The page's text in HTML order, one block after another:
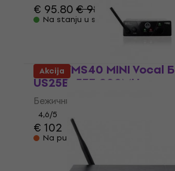
€ 95.80€ 98.01
Na stanju u skladištu
AKG WMS40 MINI Vocal
US25B: 537.900MHz
Бежични сет
4,6/5
€ 102
Na putu
Akcija